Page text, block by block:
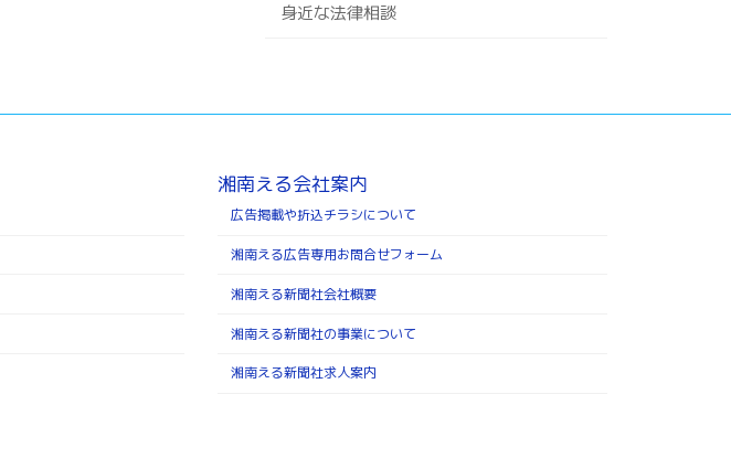
身近な法律相談
湘南える会社案内
広告掲載や折込チラシについて
湘南える広告専用お問合せフォーム
湘南える新聞社会社概要
湘南える新聞社の事業について
湘南える新聞社求人案内